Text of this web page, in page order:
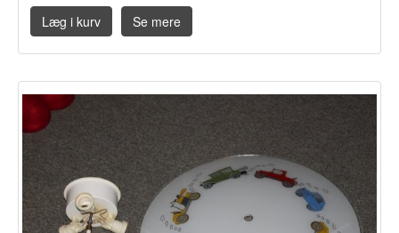
Læg i kurv Se mere